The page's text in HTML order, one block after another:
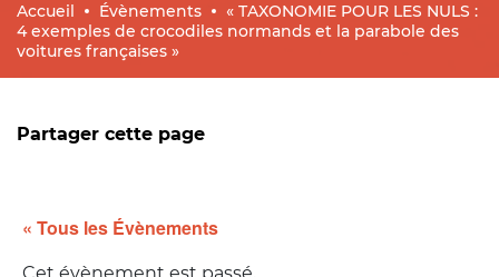
Accueil Évènements
« TAXONOMIE POUR LES NULS :
4 exemples de crocodiles normands et la parabole des
voitures françaises »
Partager cette page
« Tous les Évènements